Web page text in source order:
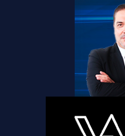
Americano
Victor